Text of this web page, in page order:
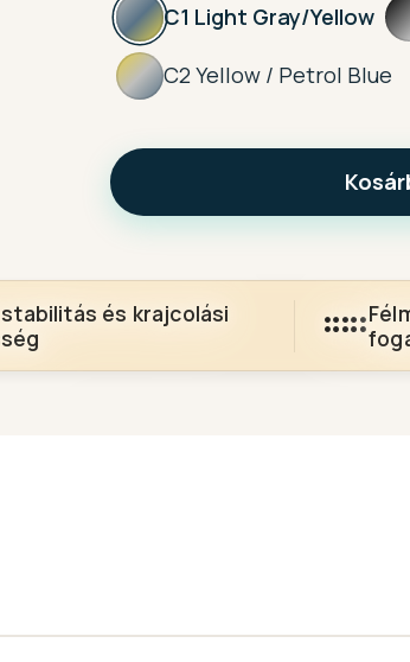
C1 Light Gray/Yellow
C2 Yellow / Petrol Blue
stabilitás és krajcolási